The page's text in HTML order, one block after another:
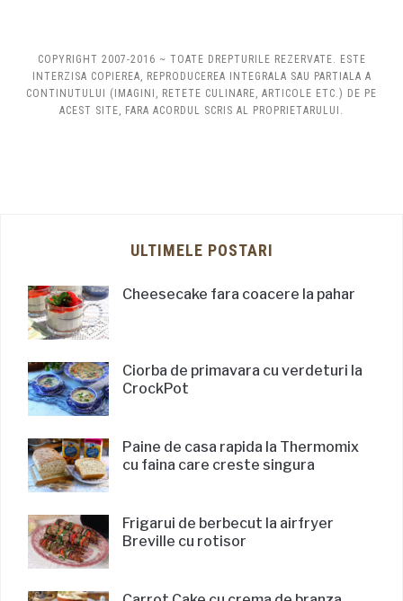
COPYRIGHT 2007-2016 ~ TOATE DREPTURILE REZERVATE. ESTE
INTERZISA COPIEREA, REPRODUCEREA INTEGRALA SAU PARTIALA A
CONTINUTULUI (IMAGINI, RETETE CULINARE, ARTICOLE ETC.) DE PE
ACEST SITE, FARA ACORDUL SCRIS AL PROPRIETARULUI.
ULTIMELE POSTARI
Cheesecake fara coacere la pahar
Ciorba de primavara cu verdeturi la
CrockPot
Paine de casa rapida la Thermomix
cu faina care creste singura
Frigarui de berbecut la airfryer
Breville cu rotisor